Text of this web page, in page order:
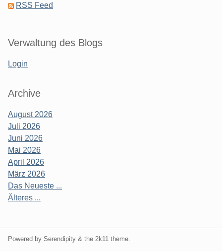
RSS Feed
Verwaltung des Blogs
Login
Archive
August 2026
Juli 2026
Juni 2026
Mai 2026
April 2026
März 2026
Das Neueste ...
Älteres ...
Powered by Serendipity & the 2k11 theme.